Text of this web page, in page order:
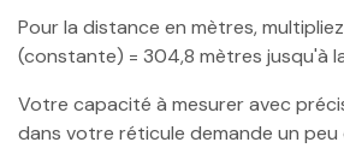
Pour la distance en mètres,
(constante) = 304,8 mètres jusqu'à
Votre capacité à mesurer avec
dans votre réticule demande un